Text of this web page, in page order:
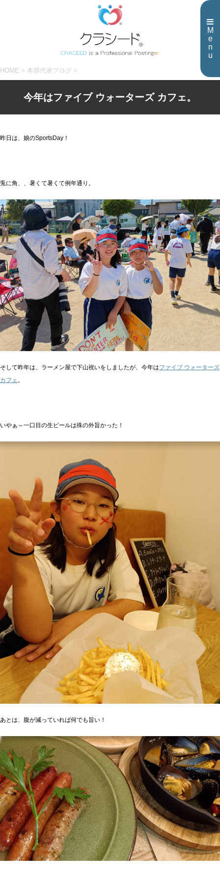
M
e
n
u
HOME > 本部代表ブログ >
今年はファイブ ウォーターズ カフェ。
昨日は、娘のSportsDay！
兎に角、、暑くて暑くて例年通り。
そして昨年は、ラーメン屋で下山祝いをしましたが、今年はファイブ ウォーターズ
カフェ。
いやぁ～一口目の生ビールは殊の外旨かった！
あとは、腹が減っていれば何でも旨い！